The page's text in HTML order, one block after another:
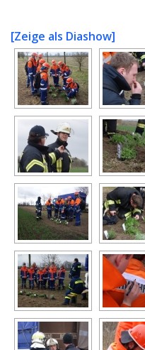
[Zeige als Diashow]